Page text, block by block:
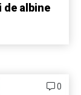
de albine
0